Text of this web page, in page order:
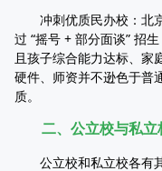
冲刺优质民办校：北京
过 “摇号 + 部分面谈” 招
且孩子综合能力达标、家
硬件、师资并不逊色于普
质。
二、公立校与私立
公立校和私立校各有其